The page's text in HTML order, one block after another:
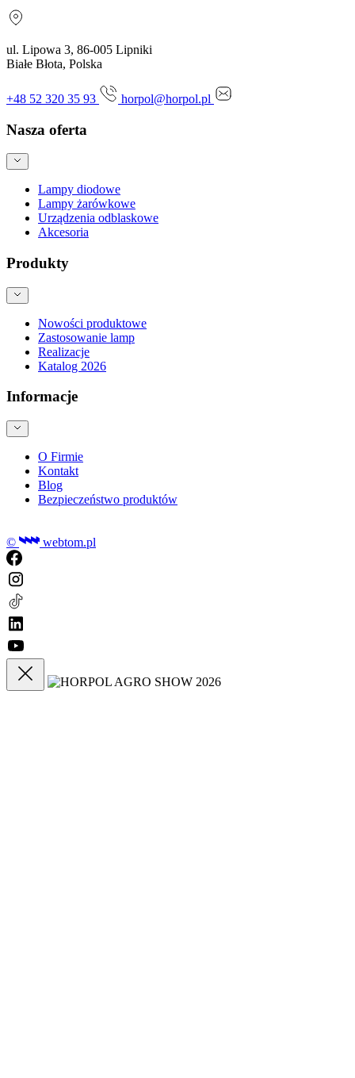
ul. Lipowa 3, 86-005 Lipniki
Białe Błota, Polska
+48 52 320 35 93 horpol@horpol.pl
Nasza oferta
Lampy diodowe
Lampy żarówkowe
Urządzenia odblaskowe
Akcesoria
Produkty
Nowości produktowe
Zastosowanie lamp
Realizacje
Katalog 2026
Informacje
O Firmie
Kontakt
Blog
Bezpieczeństwo produktów
© webtom.pl